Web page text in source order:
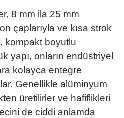
8 mm ila 25 mm
çaplarıyla ve kısa strok
kompakt boyutlu
yapı, onların endüstriyel
kolayca entegre
Genellikle alüminyum
üretilirler ve hafiflikleri
de ciddi anlamda